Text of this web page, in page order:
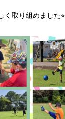
く取り組めました⭐︎